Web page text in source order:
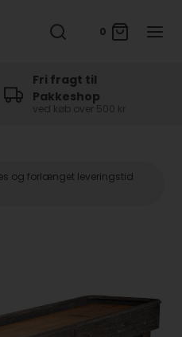
0
Fri fragt til
Pakkeshop
ved køb over 500 kr
og forlænget leveringstid